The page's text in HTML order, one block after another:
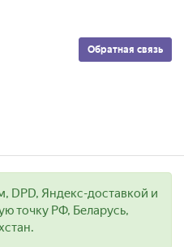
Обратная связь
DPD, Яндекс-доставкой и
точку РФ, Беларусь,